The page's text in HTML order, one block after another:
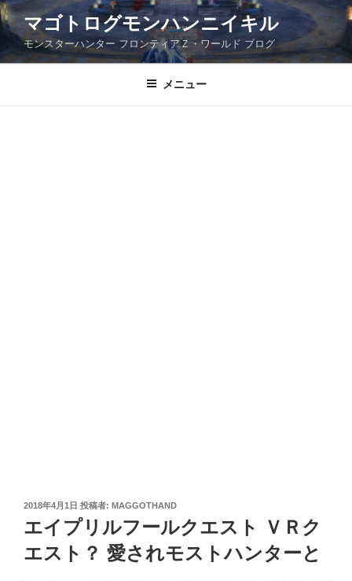
コ
ン
ン
マゴトログモンハンニイキル
モンスターハンター フロンティアＺ・ワールド ブログ
メニュー
投
日:
2018年4月1日 投稿者: MAGGOTHAND
エイプリルフールクエスト ＶＲク
エスト？ 愛されモストハンターと